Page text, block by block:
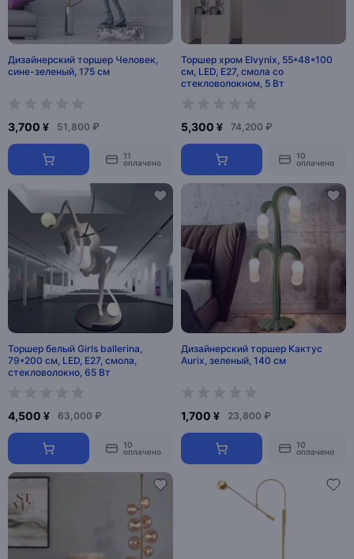
Дизайнерский торшер Человек,
сине-зеленый, 175 см
3,700 ¥ 51,800 ₽
11
оплачено
Торшер хром Elvynix, 55*48*100
см, LED, E27, смола со
стекловолокном, 5 Вт
5,300 ¥ 74,200 ₽
10
оплачено
Торшер белый Girls ballerina,
79*200 см, LED, Е27, смола,
стекловолокно, 65 Вт
4,500 ¥ 63,000 ₽
10
оплачено
Дизайнерский торшер Кактус
Aurix, зеленый, 140 см
1,700 ¥ 23,800 ₽
10
оплачено